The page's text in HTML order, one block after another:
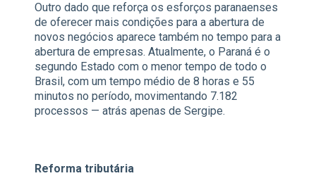
Outro dado que reforça os esforços paranaenses
de oferecer mais condições para a abertura de
novos negócios aparece também no tempo para a
abertura de empresas. Atualmente, o Paraná é o
segundo Estado com o menor tempo de todo o
Brasil, com um tempo médio de 8 horas e 55
minutos no período, movimentando 7.182
processos — atrás apenas de Sergipe.
Reforma tributária